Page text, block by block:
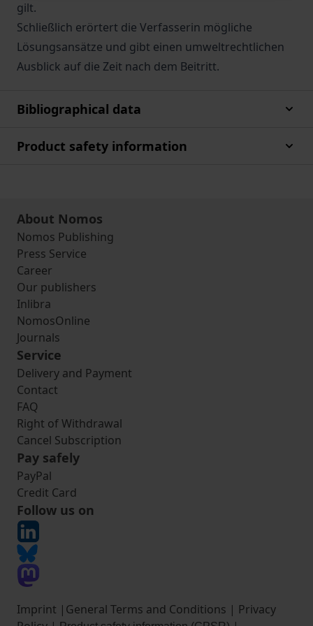
gilt.
Schließlich erörtert die Verfasserin mögliche
Lösungsansätze und gibt einen umweltrechtlichen
Ausblick auf die Zeit nach dem Beitritt.
Bibliographical data
Product safety information
About Nomos
Nomos Publishing
Press Service
Career
Our publishers
Inlibra
NomosOnline
Journals
Service
Delivery and Payment
Contact
FAQ
Right of Withdrawal
Cancel Subscription
Pay safely
PayPal
Credit Card
Follow us on
Imprint | General Terms and Conditions | Privacy